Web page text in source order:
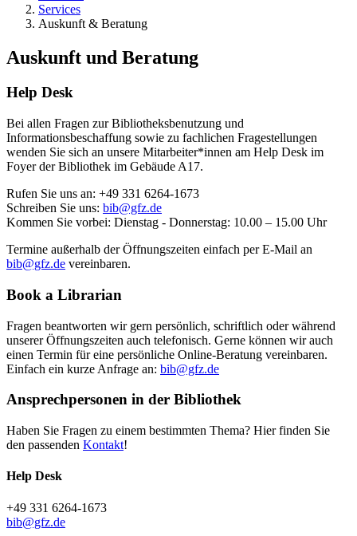
Services
Auskunft & Beratung
Auskunft und Beratung
Help Desk
Bei allen Fragen zur Bibliotheksbenutzung und
Informationsbeschaffung sowie zu fachlichen Fragestellungen
wenden Sie sich an unsere Mitarbeiter*innen am Help Desk im
Foyer der Bibliothek im Gebäude A17.
Rufen Sie uns an: +49 331 6264-1673
Schreiben Sie uns: bib@gfz.de
Kommen Sie vorbei: Dienstag - Donnerstag: 10.00 – 15.00 Uhr
Termine außerhalb der Öffnungszeiten einfach per E-Mail an
bib@gfz.de vereinbaren.
Book a Librarian
Fragen beantworten wir gern persönlich, schriftlich oder während
unserer Öffnungszeiten auch telefonisch. Gerne können wir auch
einen Termin für eine persönliche Online-Beratung vereinbaren.
Einfach ein kurze Anfrage an: bib@gfz.de
Ansprechpersonen in der Bibliothek
Haben Sie Fragen zu einem bestimmten Thema? Hier finden Sie
den passenden Kontakt!
Help Desk
+49 331 6264-1673
bib@gfz.de